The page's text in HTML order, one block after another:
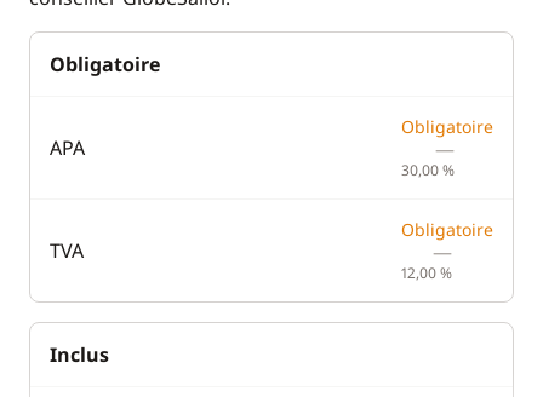
Obligatoire
APA
Obligatoire
—
30,00 %
TVA
Obligatoire
—
12,00 %
Inclus